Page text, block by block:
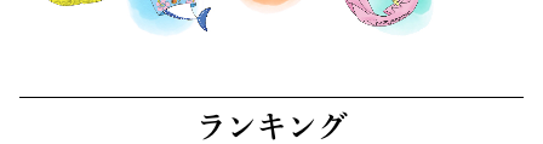
ランキング